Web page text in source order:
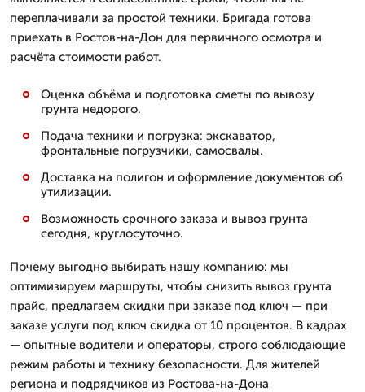
переплачивали за простой техники. Бригада готова
приехать в Ростов-на-Дон для первичного осмотра и
расчёта стоимости работ.
Оценка объёма и подготовка сметы по вывозу
грунта недорого.
Подача техники и погрузка: экскаватор,
фронтальные погрузчики, самосвалы.
Доставка на полигон и оформление документов об
утилизации.
Возможность срочного заказа и вывоз грунта
сегодня, круглосуточно.
Почему выгодно выбирать нашу компанию: мы
оптимизируем маршруты, чтобы снизить вывоз грунта
прайс, предлагаем скидки при заказе под ключ — при
заказе услуги под ключ скидка от 10 процентов. В кадрах
— опытные водители и операторы, строго соблюдающие
режим работы и технику безопасности. Для жителей
региона и подрядчиков из Ростова-на-Дона